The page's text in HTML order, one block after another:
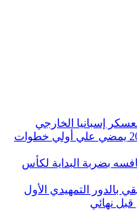
إسبانيا الخارجي
نجم شباب الاتحاد السكندري 2007 يمضي علي أولي خطوات
بضربة البداية لكأس
بالدور التمهيدي الأول
نهائي